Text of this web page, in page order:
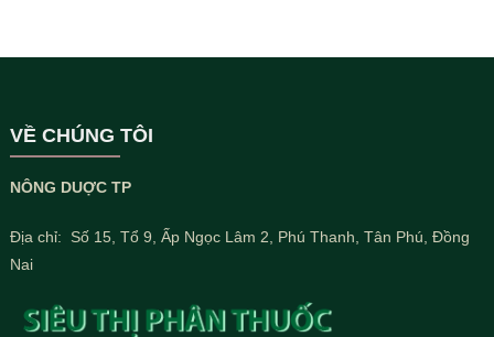
VỀ CHÚNG TÔI
NÔNG DUỢC TP
Địa chỉ: Số 15, Tổ 9, Ấp Ngọc Lâm 2, Phú Thanh, Tân Phú, Đồng
Nai